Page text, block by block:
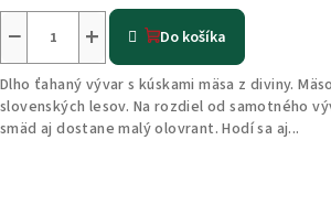
+
− Do košíka
Dlho ťahaný vývar s kúskami mäsa z diviny.
slovenských lesov. Na rozdiel od samotného
smäd aj dostane malý olovrant. Hodí sa aj...